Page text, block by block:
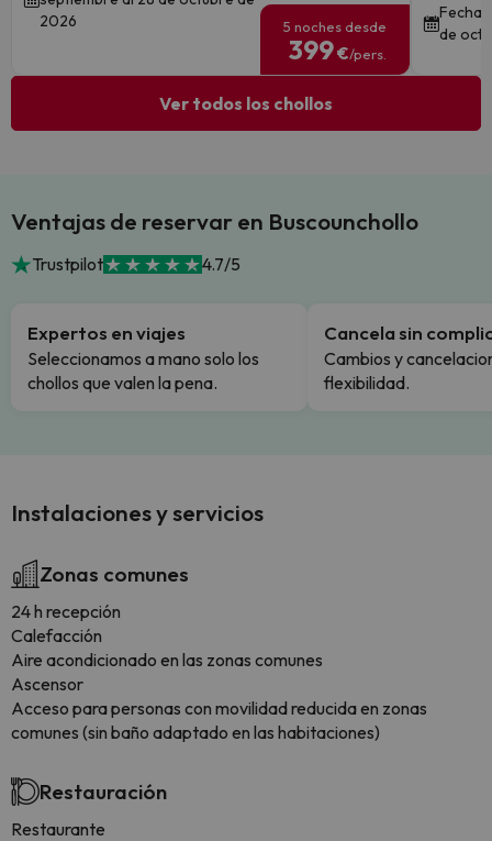
2026
5 noches desde
399€/pers.
de
Ver todos los chollos
Ventajas de reservar en Buscounchollo
Trustpilot 4.7/5
Expertos en viajes
Seleccionamos a mano solo los
chollos que valen la pena.
Cancela sin
Cambios y
flexibilidad.
Instalaciones y servicios
Zonas comunes
24 h recepción
Calefacción
Aire acondicionado en las zonas comunes
Ascensor
Acceso para personas con movilidad reducida en zonas
comunes (sin baño adaptado en las habitaciones)
Restauración
Restaurante